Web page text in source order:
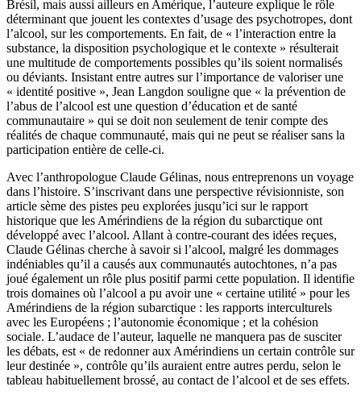
Brésil, mais aussi ailleurs en Amérique, l’auteure explique le rôle
déterminant que jouent les contextes d’usage des psychotropes, dont
l’alcool, sur les comportements. En fait, de « l’interaction entre la
substance, la disposition psychologique et le contexte » résulterait
une multitude de comportements possibles qu’ils soient normalisés
ou déviants. Insistant entre autres sur l’importance de valoriser une
« identité positive », Jean Langdon souligne que « la prévention de
l’abus de l’alcool est une question d’éducation et de santé
communautaire » qui se doit non seulement de tenir compte des
réalités de chaque communauté, mais qui ne peut se réaliser sans la
participation entière de celle-ci.
Avec l’anthropologue Claude Gélinas, nous entreprenons un voyage
dans l’histoire. S’inscrivant dans une perspective révisionniste, son
article sème des pistes peu explorées jusqu’ici sur le rapport
historique que les Amérindiens de la région du subarctique ont
développé avec l’alcool. Allant à contre-courant des idées reçues,
Claude Gélinas cherche à savoir si l’alcool, malgré les dommages
indéniables qu’il a causés aux communautés autochtones, n’a pas
joué également un rôle plus positif parmi cette population. Il identifie
trois domaines où l’alcool a pu avoir une « certaine utilité » pour les
Amérindiens de la région subarctique : les rapports interculturels
avec les Européens ; l’autonomie économique ; et la cohésion
sociale. L’audace de l’auteur, laquelle ne manquera pas de susciter
les débats, est « de redonner aux Amérindiens un certain contrôle sur
leur destinée », contrôle qu’ils auraient entre autres perdu, selon le
tableau habituellement brossé, au contact de l’alcool et de ses effets.